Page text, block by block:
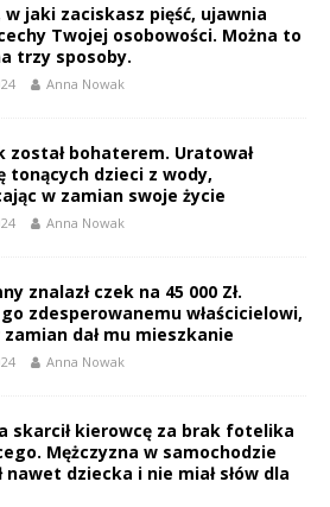
w jaki zaciskasz pięść, ujawnia
Twojej osobowości. Można to
trzy sposoby.
Anna Nowak
został bohaterem. Uratował
tonących dzieci z wody,
w zamian swoje życie
Anna Nowak
znalazł czek na 45 000 Zł.
go zdesperowanemu właścicielowi,
dał mu mieszkanie
Anna Nowak
skarcił kierowcę za brak fotelika
Mężczyzna w samochodzie
nawet dziecka i nie miał słów dla